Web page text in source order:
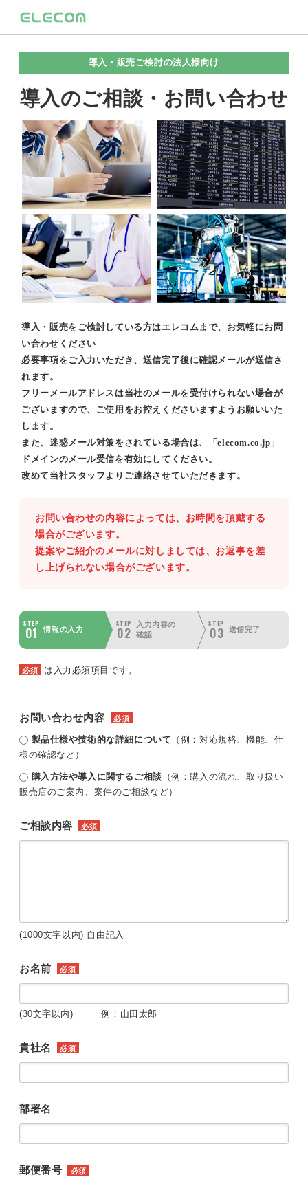
導入・販売ご検討の法人様向け
導入のご相談・お問い合わせ
導入・販売をご検討している方はエレコムまで、お気軽にお問
い合わせください
必要事項をご入力いただき、送信完了後に確認メールが送信さ
れます。
フリーメールアドレスは当社のメールを受付けられない場合が
ございますので、ご使用をお控えくださいますようお願いいた
します。
また、迷惑メール対策をされている場合は、「elecom.co.jp」
ドメインのメール受信を有効にしてください。
改めて当社スタッフよりご連絡させていただきます。
お問い合わせの内容によっては、お時間を頂戴する
場合がございます。
提案やご紹介のメールに対しましては、お返事を差
し上げられない場合がございます。
STEP
01 情報の入力
STEP
02
入力内容の
確認
STEP
03 送信完了
必須 は入力必須項目です。
お問い合わせ内容 必須
製品仕様や技術的な詳細について （例：対応規格、機能、仕
様の確認など）
購入方法や導入に関するご相談 （例：購入の流れ、取り扱い
販売店のご案内、案件のご相談など）
ご相談内容 必須
(1000文字以内) 自由記入
お名前 必須
(30文字以内) 例：山田太郎
貴社名 必須
部署名
郵便番号 必須